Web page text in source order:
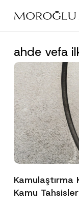
main
ahde vefa
Kamulaştırma
Kamu